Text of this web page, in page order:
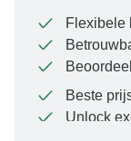
Flexibele
Beste
Unlock